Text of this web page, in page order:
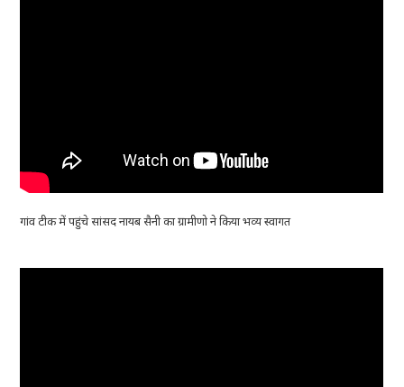
गांव टीक में पहुंचे सांसद नायब सैनी का ग्रामीणो ने किया भव्य स्वागत